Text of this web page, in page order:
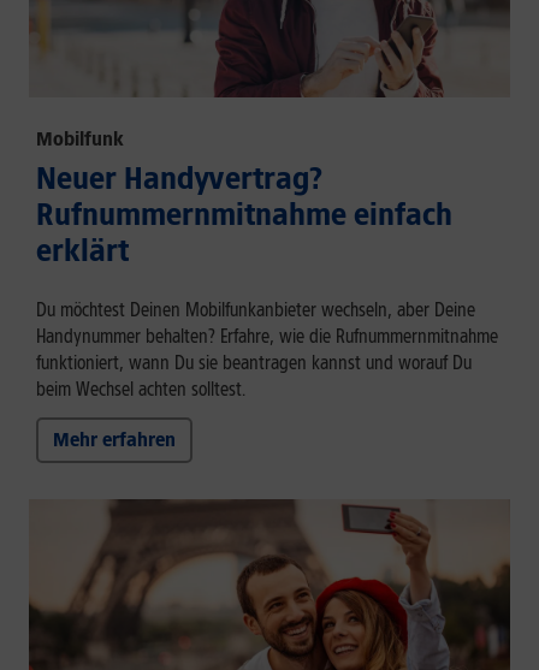
Mobilfunk
Neuer Handyvertrag?
Rufnummernmitnahme einfach
erklärt
Du möchtest Deinen Mobilfunkanbieter wechseln, aber Deine
Handynummer behalten? Erfahre, wie die Rufnummernmitnahme
funktioniert, wann Du sie beantragen kannst und worauf Du
beim Wechsel achten solltest.
Mehr erfahren